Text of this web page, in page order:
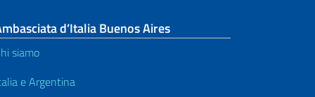
d’Italia Buenos Aires
siamo
e Argentina